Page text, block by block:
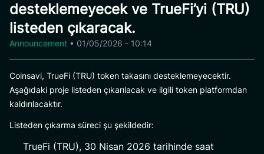
desteklemeyecek ve TrueFi’yi (TRU)
listeden çıkaracak.
Announcement • 01/05/2026 - 10:14
Coinsavi, TrueFi (TRU) token takasını desteklemeyecektir.
Aşağıdaki proje listeden çıkarılacak ve ilgili token platformdan
kaldırılacaktır.
Listeden çıkarma süreci şu şekildedir:
TrueFi (TRU), 30 Nisan 2026 tarihinde saat